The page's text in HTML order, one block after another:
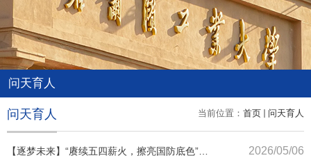
问天育人
当前位置： 首页 问天育人
问天育人
【逐梦未来】“赓续五四薪火，擦亮国防底色”未
2026/05/06